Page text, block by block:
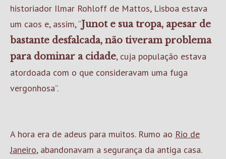
historiador Ilmar Rohloff de Mattos, Lisboa estava
um caos e, assim, “Junot e sua tropa, apesar de
bastante desfalcada, não tiveram problema
para dominar a cidade, cuja população estava
atordoada com o que consideravam uma fuga
vergonhosa”.
A hora era de adeus para muitos. Rumo ao Rio de
Janeiro, abandonavam a segurança da antiga casa.